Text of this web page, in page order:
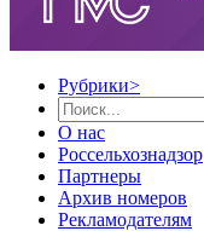
Рубрики>
О нас
Россельхознадзор
Партнеры
Архив номеров
Рекламодателям